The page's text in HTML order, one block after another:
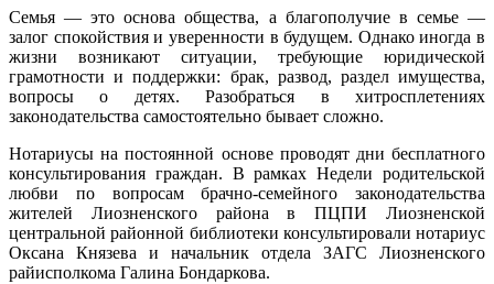
Семья — это основа общества, а благополучие в семье —
залог спокойствия и уверенности в будущем. Однако иногда в
жизни возникают ситуации, требующие юридической
грамотности и поддержки: брак, развод, раздел имущества,
вопросы о детях. Разобраться в хитросплетениях
законодательства самостоятельно бывает сложно.
Нотариусы на постоянной основе проводят дни бесплатного
консультирования граждан. В рамках Недели родительской
любви по вопросам брачно-семейного законодательства
жителей Лиозненского района в ПЦПИ Лиозненской
центральной районной библиотеки консультировали нотариус
Оксана Князева и начальник отдела ЗАГС Лиозненского
райисполкома Галина Бондаркова.